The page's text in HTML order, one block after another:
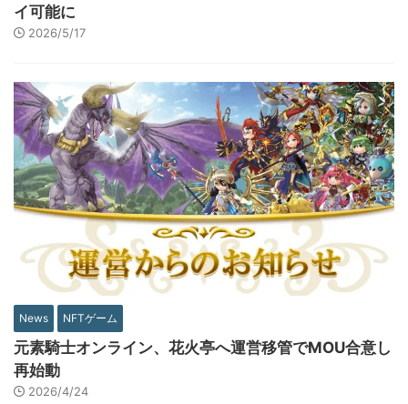
イ可能に
2026/5/17
News NFTゲーム
元素騎士オンライン、花火亭へ運営移管でMOU合意し
再始動
2026/4/24